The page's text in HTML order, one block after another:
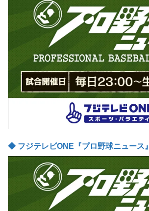
◆ フジテレビONE『プロ野球ニュース』